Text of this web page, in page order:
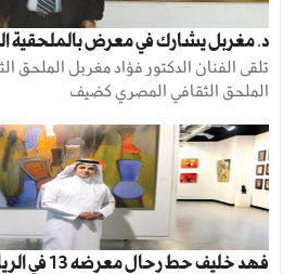
د. مغربل يشارك في معرض بالملحقية
تلقى الفنان الدكتور فؤاد مغربل الملحق
الملحق الثقافي المصري كضيف
فهد خليف حط رحال معرضه 13 في الرياض